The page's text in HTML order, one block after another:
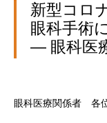
新型コロ
眼科手術
― 眼科医
眼科医療関係者 各